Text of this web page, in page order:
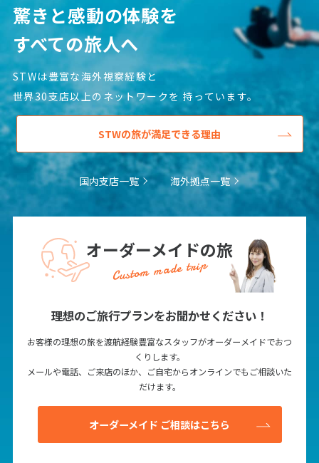
驚きと感動の体験を
すべての旅人へ
STWは豊富な海外視察経験と
世界30支店以上のネットワークを 持っています。
STWの旅が満足できる理由
国内支店一覧 海外拠点一覧
オーダーメイドの旅
Custom made trip
理想のご旅行プランをお聞かせください！
お客様の理想の旅を渡航経験豊富なスタッフがオーダーメイドでおつ
くりします。
メールや電話、ご来店のほか、ご自宅からオンラインでもご相談いた
だけます。
オーダーメイド ご相談はこちら